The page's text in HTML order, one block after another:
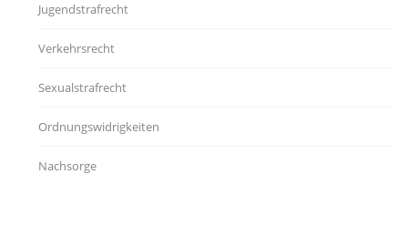
Jugendstrafrecht
Verkehrsrecht
Sexualstrafrecht
Ordnungswidrigkeiten
Nachsorge